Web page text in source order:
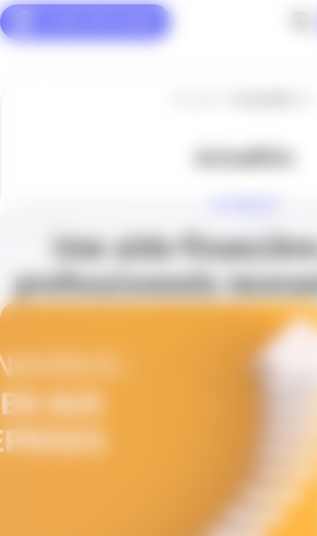
Actualités
Une aide
professionnels
Panneau de gestion des cookies